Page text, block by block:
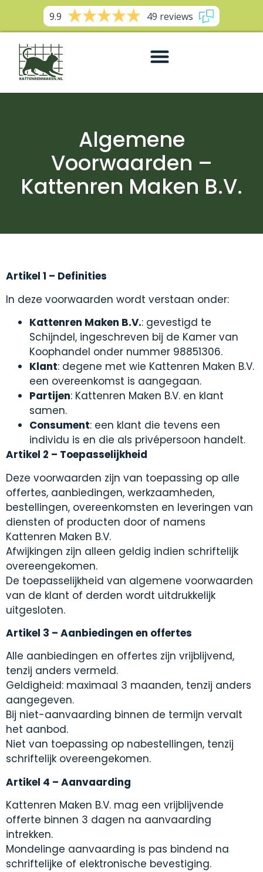
9.9 49 reviews
Algemene
Voorwaarden –
Kattenren Maken B.V.
Artikel 1 – Definities
In deze voorwaarden wordt verstaan onder:
Kattenren Maken B.V.: gevestigd te
Schijndel, ingeschreven bij de Kamer van
Koophandel onder nummer 98851306.
Klant: degene met wie Kattenren Maken B.V.
een overeenkomst is aangegaan.
Partijen: Kattenren Maken B.V. en klant
samen.
Consument: een klant die tevens een
individu is en die als privépersoon handelt.
Artikel 2 – Toepasselijkheid
Deze voorwaarden zijn van toepassing op alle
offertes, aanbiedingen, werkzaamheden,
bestellingen, overeenkomsten en leveringen van
diensten of producten door of namens
Kattenren Maken B.V.
Afwijkingen zijn alleen geldig indien schriftelijk
overeengekomen.
De toepasselijkheid van algemene voorwaarden
van de klant of derden wordt uitdrukkelijk
uitgesloten.
Artikel 3 – Aanbiedingen en offertes
Alle aanbiedingen en offertes zijn vrijblijvend,
tenzij anders vermeld.
Geldigheid: maximaal 3 maanden, tenzij anders
aangegeven.
Bij niet-aanvaarding binnen de termijn vervalt
het aanbod.
Niet van toepassing op nabestellingen, tenzij
schriftelijk overeengekomen.
Artikel 4 – Aanvaarding
Kattenren Maken B.V. mag een vrijblijvende
offerte binnen 3 dagen na aanvaarding
intrekken.
Mondelinge aanvaarding is pas bindend na
schriftelijke of elektronische bevestiging.